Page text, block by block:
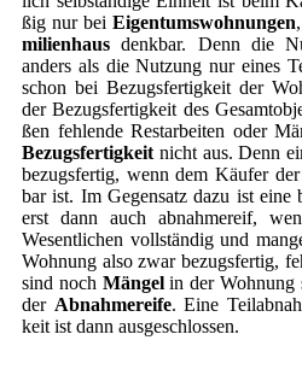
ßig nur bei Eigen­tums­woh­nun­gen
mi­li­en­haus denk­bar. Denn die
anders als die Nut­zung nur eines
schon bei Bezugs­fer­tig­keit der
der Bezugs­fer­tig­keit des
ßen feh­len­de Rest­ar­bei­ten oder
Bezugs­fer­tig­keit nicht aus. Denn
bezugs­fer­tig, wenn dem Käu­fer
bar ist. Im Gegen­satz dazu ist eine
erst dann auch abnah­me­r­eif,
Wesent­li­chen voll­stän­dig und
Woh­nung also zwar bezugs­fer­tig,
sind noch Män­gelin der Woh­nung
der Abnah­me­r­ei­fe. Eine
keit ist dann ausgeschlossen.